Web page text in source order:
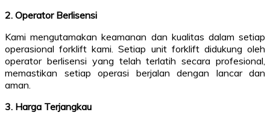
2. Operator Berlisensi
Kami mengutamakan keamanan dan kualitas dalam setiap
operasional forklift kami. Setiap unit forklift didukung oleh
operator berlisensi yang telah terlatih secara profesional,
memastikan setiap operasi berjalan dengan lancar dan
aman.
3. Harga Terjangkau